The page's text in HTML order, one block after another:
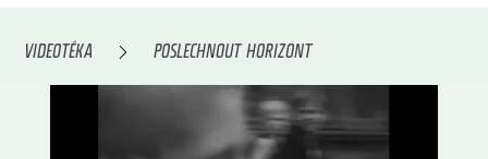
VIDEOTÉKA POSLECHNOUT HORIZONT